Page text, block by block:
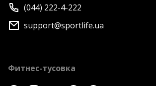
(044) 222-4-222
support@sportlife.ua
Фитнес-тусовка